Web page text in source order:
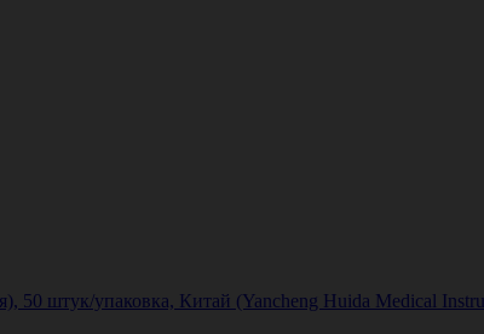
50 штук/упаковка, Китай (Yancheng Huida Medical